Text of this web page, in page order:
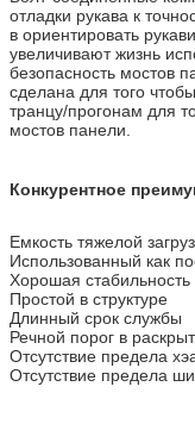
отладки рукава к
в ориентировать
увеличивают жизнь
безопасность мостов
сделана для того
транцу/прогонам для
мостов панели.
Конкурентное
Емкость тяжелой
Использованный как
Хорошая стабильность
Простой в структуре
Длинный срок службы
Речной порог в
Отсутствие предела
Отсутствие предела